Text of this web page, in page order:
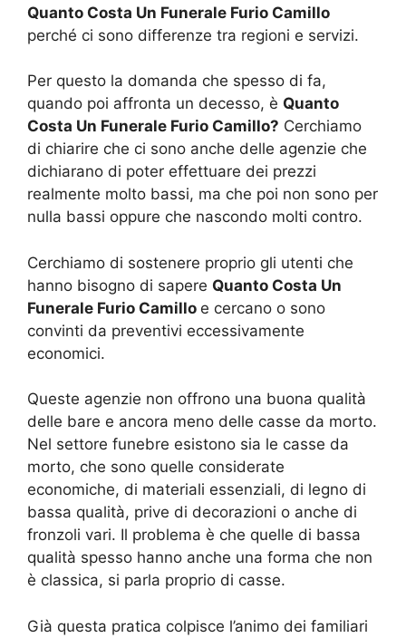
Quanto Costa Un Funerale Furio Camillo
perché ci sono differenze tra regioni e servizi.
Per questo la domanda che spesso di fa,
quando poi affronta un decesso, è Quanto
Costa Un Funerale Furio Camillo? Cerchiamo
di chiarire che ci sono anche delle agenzie che
dichiarano di poter effettuare dei prezzi
realmente molto bassi, ma che poi non sono per
nulla bassi oppure che nascondo molti contro.
Cerchiamo di sostenere proprio gli utenti che
hanno bisogno di sapere Quanto Costa Un
Funerale Furio Camillo e cercano o sono
convinti da preventivi eccessivamente
economici.
Queste agenzie non offrono una buona qualità
delle bare e ancora meno delle casse da morto.
Nel settore funebre esistono sia le casse da
morto, che sono quelle considerate
economiche, di materiali essenziali, di legno di
bassa qualità, prive di decorazioni o anche di
fronzoli vari. Il problema è che quelle di bassa
qualità spesso hanno anche una forma che non
è classica, si parla proprio di casse.
Già questa pratica colpisce l’animo dei familiari